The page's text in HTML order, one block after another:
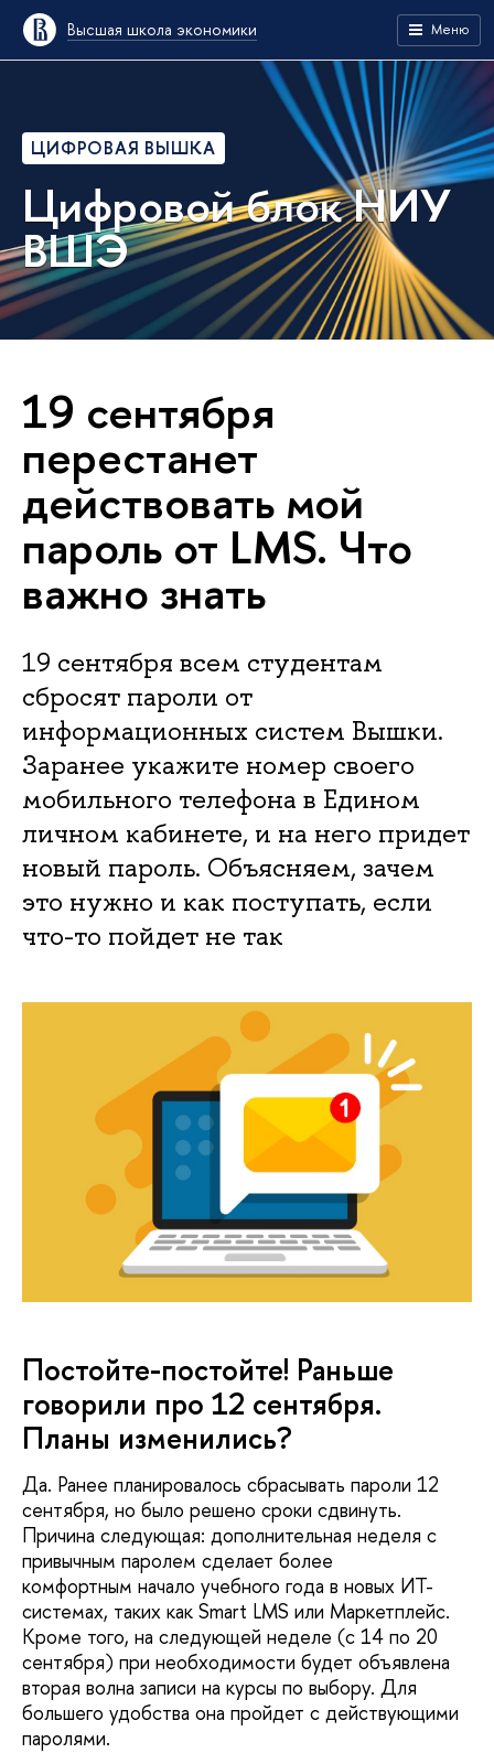
Высшая школа экономики Меню
ЦИФРОВАЯ ВЫШКА
Цифровой блок НИУ
ВШЭ
19 сентября
перестанет
действовать мой
пароль от LMS. Что
важно знать
19 сентября всем студентам
сбросят пароли от
информационных систем Вышки.
Заранее укажите номер своего
мобильного телефона в Едином
личном кабинете, и на него придет
новый пароль. Объясняем, зачем
это нужно и как поступать, если
что-то пойдет не так
Постойте-постойте! Раньше
говорили про 12 сентября.
Планы изменились?
Да. Ранее планировалось сбрасывать пароли 12
сентября, но было решено сроки сдвинуть.
Причина следующая: дополнительная неделя с
привычным паролем сделает более
комфортным начало учебного года в новых ИТ-
системах, таких как Smart LMS или Маркетплейс.
Кроме того, на следующей неделе (с 14 по 20
сентября) при необходимости будет объявлена
вторая волна записи на курсы по выбору. Для
большего удобства она пройдет с действующими
паролями.